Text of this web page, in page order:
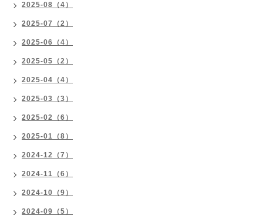
2025-08（4）
2025-07（2）
2025-06（4）
2025-05（2）
2025-04（4）
2025-03（3）
2025-02（6）
2025-01（8）
2024-12（7）
2024-11（6）
2024-10（9）
2024-09（5）